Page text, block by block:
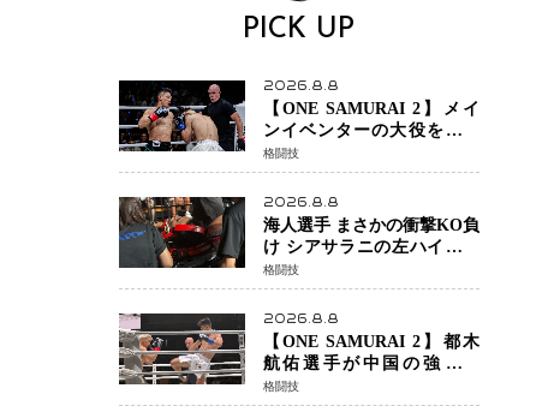
PICK UP
2026.8.8
【ONE SAMURAI 2】メイ
ンイベンターの大役をしっ
かりやってのけた野杁正明
が衝撃のリベンジ！ リ
ウ・メンヤンを1R・2分59秒
KO、左カウンターで完全決
着
格闘技
2026.8.8
海人選手 まさかの衝撃KO負
け シアサラニの左ハイが炸
裂 リベンジ戦は一瞬で決着
格闘技
2026.8.8
【ONE SAMURAI 2】都木
航佑選手が中国の強豪ル
オ・チャオの猛攻を受けな
がらも的確な攻撃で応戦
格闘技